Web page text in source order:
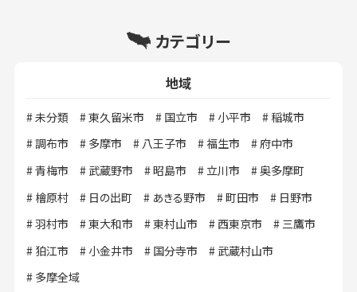
カテゴリー
地域
未分類 東久留米市 国立市 小平市
稲城市
調布市
多摩市 八王子市 福生市
府中市
青梅市
武蔵野市 昭島市 立川市
奥多摩町
檜原村
日の出町 あきる野市 町田市
日野市
羽村市
東大和市 東村山市 西東京市
三鷹市
狛江市
小金井市 国分寺市
武蔵村山市
多摩全域